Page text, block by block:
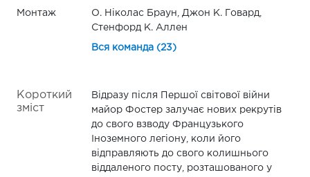
Монтаж
О. Ніколас Браун, Джон К. Говард,
Стенфорд К. Аллен
Вся команда (23)
Короткий
зміст
Відразу після Першої світової війни
майор Фостер залучає нових рекрутів
до свого взводу Французького
Іноземного легіону, коли його
відправляють до свого колишнього
віддаленого посту, розташованого у